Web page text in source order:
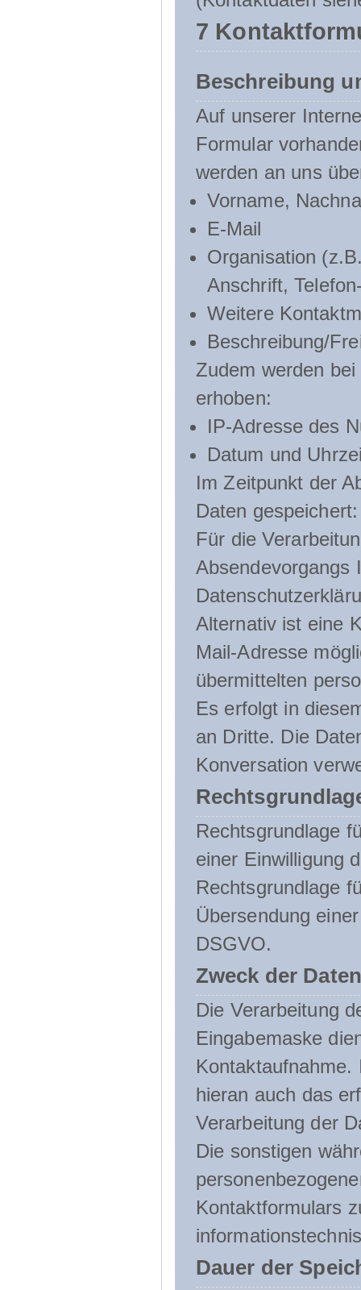
7
Beschreibung
Auf unserer
Formular
werden an uns
Vorname,
E-Mail
Organisation
Anschrift,
Weitere
Beschreibung/
Zudem werden
erhoben:
IP-Adresse des
Datum und
Im Zeitpunkt der
Daten gespeichert:
Für die
Absendevorgangs
Alternativ ist eine
Mail-Adresse
übermittelten
Es erfolgt in
an Dritte. Die
Konversation
Rechtsgrundlage
einer Einwilligung
Rechtsgrundlage
Übersendung
DSGVO.
Zweck der
Die Verarbeitung
Eingabemaske
hieran auch das
Verarbeitung der
Die sonstigen
Kontaktformulars
Dauer der